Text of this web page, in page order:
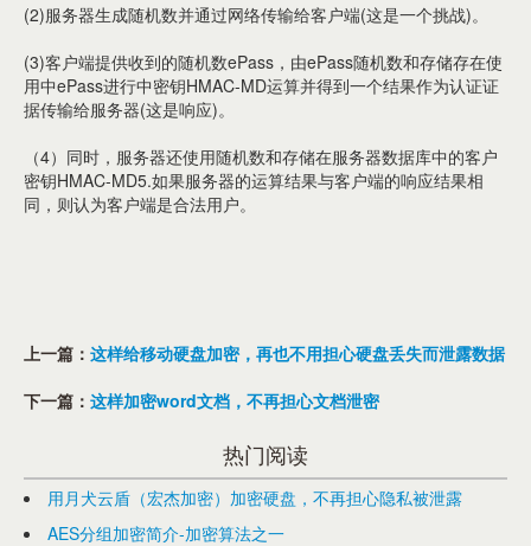
(2)服务器生成随机数并通过网络传输给客户端(这是一个挑战)。
(3)客户端提供收到的随机数ePass，由ePass随机数和存储存在使
用中ePass进行中密钥HMAC-MD运算并得到一个结果作为认证证
据传输给服务器(这是响应)。
（4）同时，服务器还使用随机数和存储在服务器数据库中的客户
密钥HMAC-MD5.如果服务器的运算结果与客户端的响应结果相
同，则认为客户端是合法用户。
上一篇： 这样给移动硬盘加密，再也不用担心硬盘丢失而泄露数据
下一篇： 这样加密word文档，不再担心文档泄密
热门阅读
用月犬云盾（宏杰加密）加密硬盘，不再担心隐私被泄露
AES分组加密简介-加密算法之一